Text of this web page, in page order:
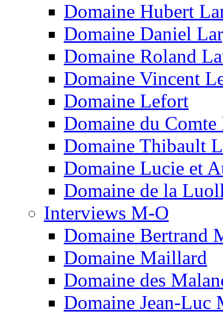
Domaine Hubert
Domaine Daniel
Domaine Roland
Domaine Vincent
Domaine Lefort
Domaine du
Domaine Thibault
Domaine Lucie et
Domaine de la
Interviews M-O
Domaine Bertrand
Domaine Maillard
Domaine des
Domaine Jean-Luc